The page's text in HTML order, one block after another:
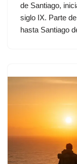
de Santiago,
siglo IX. Parte
hasta Santiago